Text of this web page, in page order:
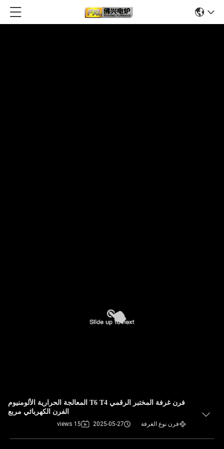
فرن غرفة المختبر الرقمي T6 T4 المعالجة الحرارية الألومنيوم
الفرن الكهربائي مربع
فرن نوع الغرفة 2025-05-27
15 views